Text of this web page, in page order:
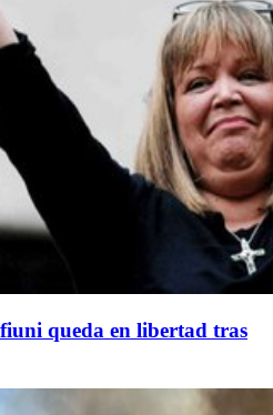
queda en libertad tras